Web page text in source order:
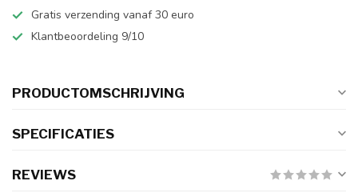
Gratis verzending vanaf 30 euro
Klantbeoordeling 9/10
PRODUCTOMSCHRIJVING
SPECIFICATIES
REVIEWS